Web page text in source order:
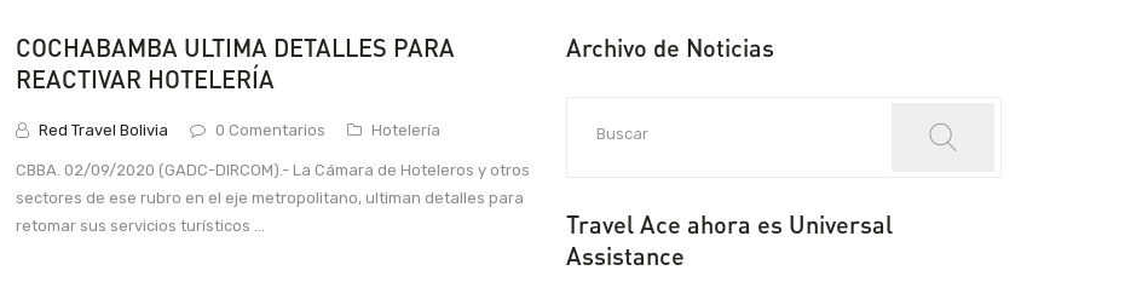
COCHABAMBA ULTIMA DETALLES PARA
REACTIVAR HOTELERÍA
Red Travel Bolivia 0 Comentarios Hotelería
CBBA. 02/09/2020 (GADC-DIRCOM).- La Cámara de Hoteleros y otros
sectores de ese rubro en el eje metropolitano, ultiman detalles para
retomar sus servicios turísticos ...
Archivo de Noticias
Travel Ace ahora es Universal
Assistance